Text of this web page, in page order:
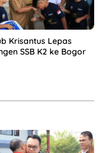
Krisantus Lepas
SSB K2 ke Bogor